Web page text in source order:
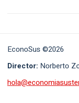
EconoSus ©2026
Director: Norberto